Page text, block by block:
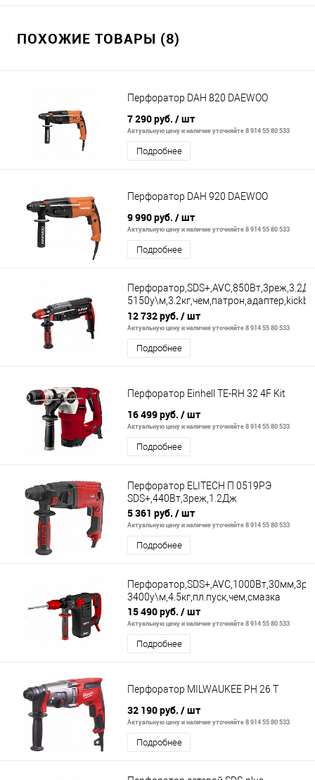
ПОХОЖИЕ ТОВАРЫ (8)
Перфоратор DAH 820 DAEWOO
7 290 руб. / шт
Актуальную цену и наличие уточняйте 8 914 55 80 533
Подробнее
Перфоратор DAH 920 DAEWOO
9 990 руб. / шт
Актуальную цену и наличие уточняйте 8 914 55 80 533
Подробнее
protaction
12 732 руб. / шт
Актуальную цену и наличие уточняйте 8 914 55 80 533
Подробнее
Перфоратор Einhell TE-RH 32 4F Kit
16 499 руб. / шт
Актуальную цену и наличие уточняйте 8 914 55 80 533
Подробнее
Перфоратор ELITECH П 0519РЭ
SDS+,440Вт,3реж,1.2Дж
5 361 руб. / шт
Актуальную цену и наличие уточняйте 8 914 55 80 533
Подробнее
3400у\м,4.5кг,пл.пуск,чем,смазка
15 490 руб. / шт
Актуальную цену и наличие уточняйте 8 914 55 80 533
Подробнее
Перфоратор MILWAUKEE PH 26 T
32 190 руб. / шт
Актуальную цену и наличие уточняйте 8 914 55 80 533
Подробнее